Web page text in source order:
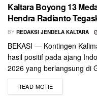
Kaltara Boyong 13
Hendra Radianto
BY REDAKSI JENDELA KALTARA
BEKASI — Kontingen
hasil positif pada ajang
2026 yang berlangsung di
READ MORE